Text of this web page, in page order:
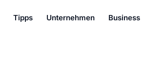
Tipps Unternehmen Business